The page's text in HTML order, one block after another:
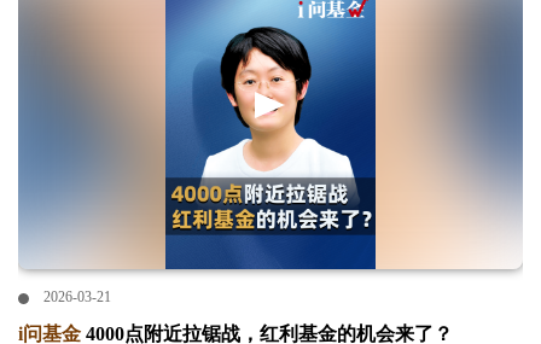
2026-03-21
i问基金 4000点附近拉锯战，红利基金的机会来了？